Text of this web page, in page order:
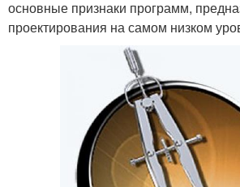
основные признаки программ,
проектирования на самом низком